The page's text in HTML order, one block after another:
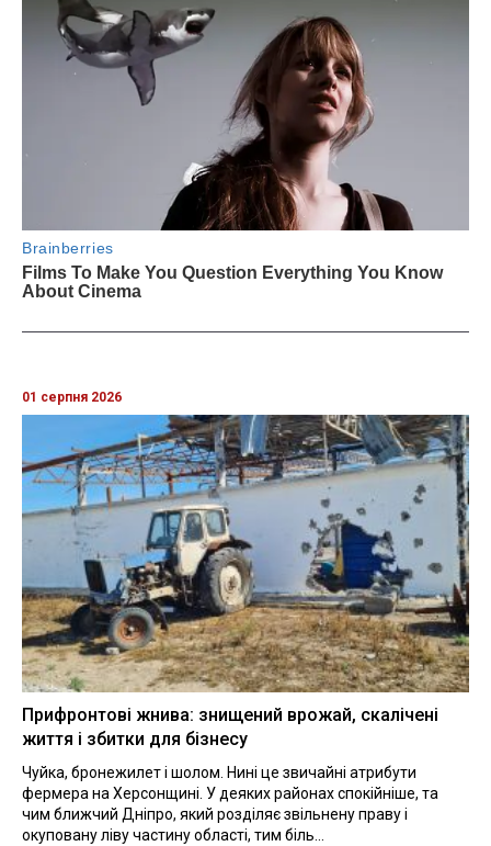
01 серпня 2026
Прифронтові жнива: знищений врожай, скалічені
життя і збитки для бізнесу
Чуйка, бронежилет і шолом. Нині це звичайні атрибути
фермера на Херсонщині. У деяких районах спокійніше, та
чим ближчий Дніпро, який розділяє звільнену праву і
окуповану ліву частину області, тим біль...